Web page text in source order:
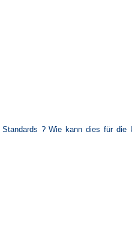
? Wie kann dies für die